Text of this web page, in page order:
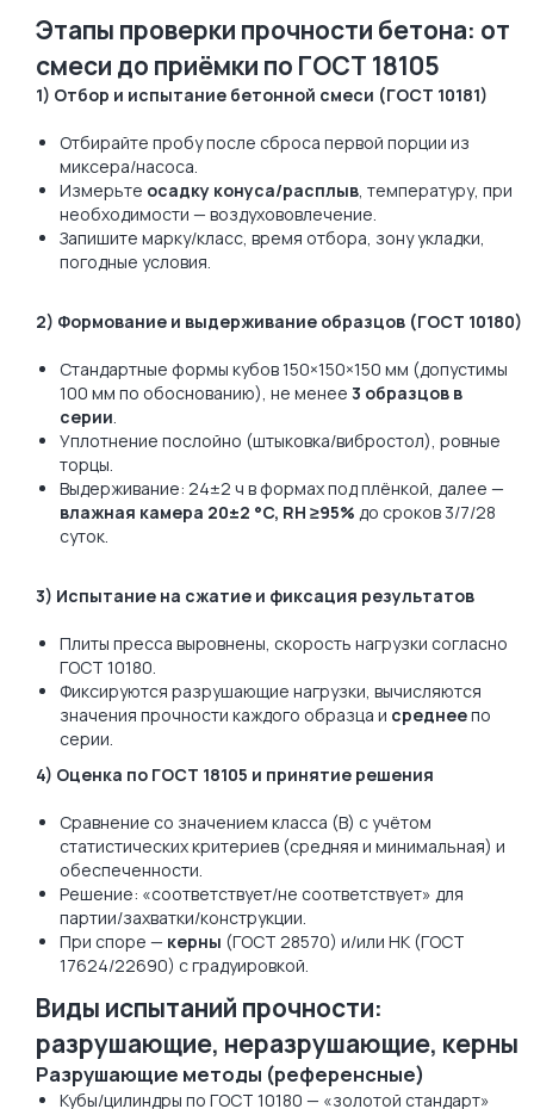
Этапы проверки прочности бетона: от
смеси до приёмки по ГОСТ 18105
1) Отбор и испытание бетонной смеси (ГОСТ 10181)
Отбирайте пробу после сброса первой порции из
миксера/насоса.
Измерьте осадку конуса/расплыв, температуру, при
необходимости — воздухововлечение.
Запишите марку/класс, время отбора, зону укладки,
погодные условия.
2) Формование и выдерживание образцов (ГОСТ 10180)
Стандартные формы кубов 150×150×150 мм (допустимы
100 мм по обоснованию), не менее 3 образцов в
серии.
Уплотнение послойно (штыковка/вибростол), ровные
торцы.
Выдерживание: 24±2 ч в формах под плёнкой, далее —
влажная камера 20±2 °C, RH ≥95% до сроков 3/7/28
суток.
3) Испытание на сжатие и фиксация результатов
Плиты пресса выровнены, скорость нагрузки согласно
ГОСТ 10180.
Фиксируются разрушающие нагрузки, вычисляются
значения прочности каждого образца и среднеепо
серии.
4) Оценка по ГОСТ 18105 и принятие решения
Сравнение со значением класса (B) с учётом
статистических критериев (средняя и минимальная) и
обеспеченности.
Решение: «соответствует/не соответствует» для
партии/захватки/конструкции.
При споре — керны (ГОСТ 28570) и/или НК (ГОСТ
17624/22690) с градуировкой.
Виды испытаний прочности:
разрушающие, неразрушающие, керны
Разрушающие методы (референсные)
Кубы/цилиндры по ГОСТ 10180 — «золотой стандарт»